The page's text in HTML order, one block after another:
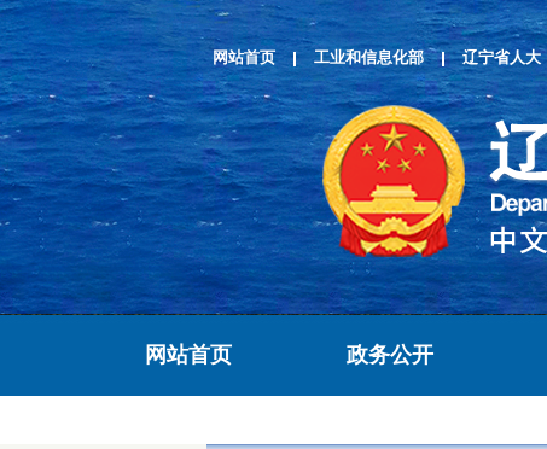
网站首页 工业和信息化部 辽宁省人大
网站首页 政务公开